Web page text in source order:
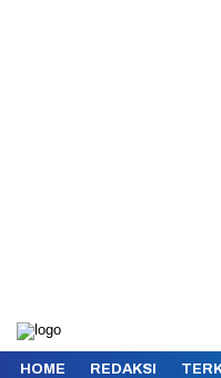
HOME REDAKSI